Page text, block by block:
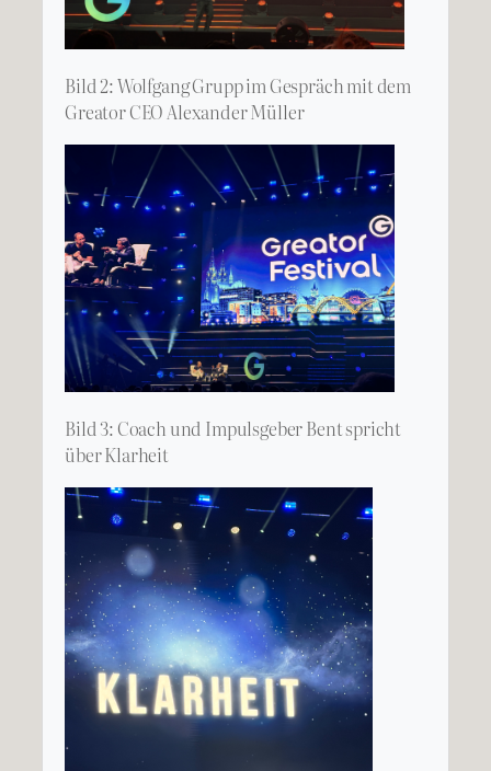
Bild 2: Wolfgang Grupp im Gespräch mit dem
Greator CEO Alexander Müller
Bild 3: Coach und Impulsgeber Bent spricht
über Klarheit